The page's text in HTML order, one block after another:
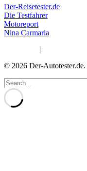
Der-Reisetester.de
Die Testfahrer
Motoreport
Nina Carmaria
|
© 2026 Der-Autotester.de.